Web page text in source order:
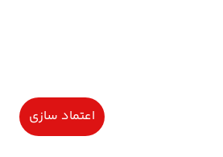
اعتماد سازی